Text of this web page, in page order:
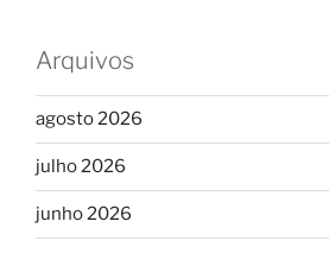
Arquivos
agosto 2026
julho 2026
junho 2026